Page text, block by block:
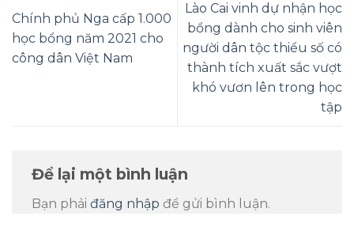
Chính phủ Nga cấp 1.000
học bổng năm 2021 cho
công dân Việt Nam
Lào Cai vinh dự nhận học
bổng dành cho sinh viên
người dân tộc thiểu số có
thành tích xuất sắc vượt
khó vươn lên trong học
tập
Để lại một bình luận
Bạn phải đăng nhập để gửi bình luận.